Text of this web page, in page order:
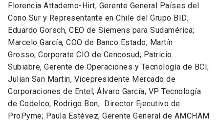
Florencia Attademo-Hirt, Gerente General Países del
Cono Sur y Representante en Chile del Grupo BID;
Eduardo Gorsch, CEO de Siemens para Sudamérica;
Marcelo García, COO de Banco Estado; Martín
Grosso, Corporate CIO de Cencosud; Patricio
Subiabre, Gerente de Operaciones y Tecnología de BCI;
Julian San Martin, Vicepresidente Mercado de
Corporaciones de Entel; Álvaro García, VP Tecnología
de Codelco; Rodrigo Bon, Director Ejecutivo de
ProPyme; Paula Estévez, Gerente General de AMCHAM